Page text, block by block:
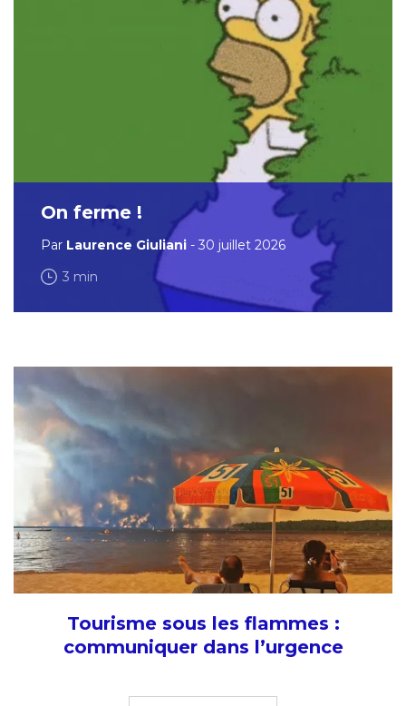
On ferme !
Par Laurence Giuliani - 30 juillet 2026
3 min
Tourisme sous les flammes :
communiquer dans l’urgence